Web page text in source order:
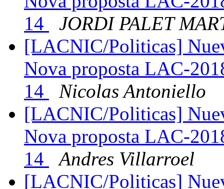
14
JORDI PALET
[LACNIC/Politicas]
Nova proposta LAC-
14
Nicolas Antoniello
[LACNIC/Politicas]
Nova proposta LAC-
14
Andres Villarroel
[LACNIC/Politicas]